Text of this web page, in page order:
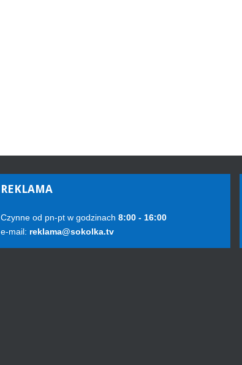
REKLAMA
Czynne od pn-pt w godzinach 8:00 - 16:00
e-mail: reklama@sokolka.tv